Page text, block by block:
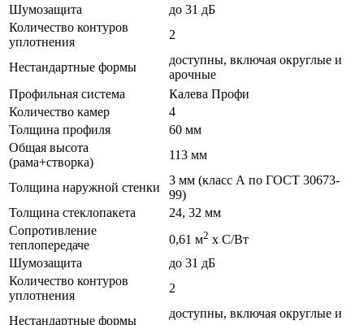
Шумозащита
до 31 дБ
Количество контуров
уплотнения
2
Нестандартные формы
доступны, включая округлые и
арочные
Профильная система
Калева Профи
Количество камер
4
Толщина профиля
60 мм
Общая высота
(рама+створка)
113 мм
Толщина наружной стенки
3 мм (класс А по ГОСТ 30673-
99)
Толщина стеклопакета
24, 32 мм
Сопротивление
теплопередаче
0,61 м2 х С/Вт
Шумозащита
до 31 дБ
Количество контуров
уплотнения
2
Нестандартные формы
доступны, включая округлые и